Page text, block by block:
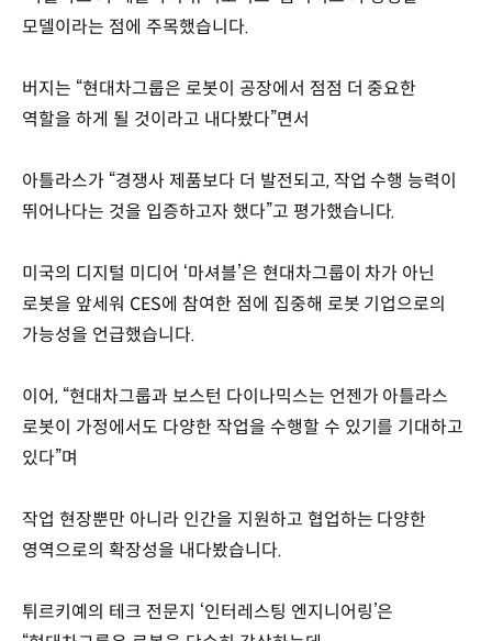
모델이라는 점에 주목했습니다.
버지는 “현대차그룹은 로봇이 공장에서 점점 더 중요한
역할을 하게 될 것이라고 내다봤다”면서
아틀라스가 “경쟁사 제품보다 더 발전되고, 작업 수행 능력이
뛰어나다는 것을 입증하고자 했다”고 평가했습니다.
미국의 디지털 미디어 ‘마셔블’은 현대차그룹이 차가 아닌
로봇을 앞세워 CES에 참여한 점에 집중해 로봇 기업으로의
가능성을 언급했습니다.
이어, “현대차그룹과 보스턴 다이나믹스는 언젠가 아틀라스
로봇이 가정에서도 다양한 작업을 수행할 수 있기를 기대하고
있다”며
작업 현장뿐만 아니라 인간을 지원하고 협업하는 다양한
영역으로의 확장성을 내다봤습니다.
튀르키예의 테크 전문지 ‘인터레스팅 엔지니어링’은